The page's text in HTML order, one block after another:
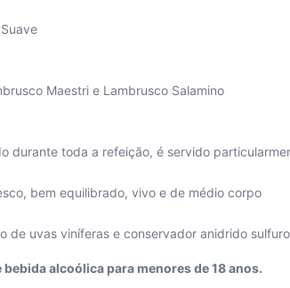
Maestri e Lambrusco Salamino
durante toda a refeição, é servido
bem equilibrado, vivo e de médio corpo
de uvas viníferas e conservador anidrido
alcoólica para menores de 18 anos.